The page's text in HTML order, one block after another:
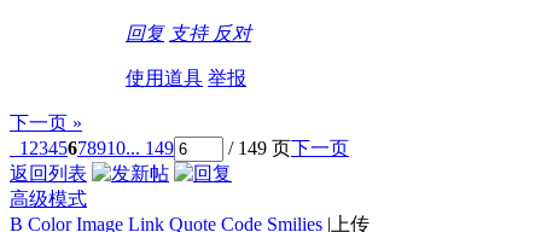
回复 支持 反对
使用道具 举报
下一页 »
1 2345678910... 149 / 149 页下一页
返回列表
高级模式
B Color Image Link Quote Code Smilies | 上传